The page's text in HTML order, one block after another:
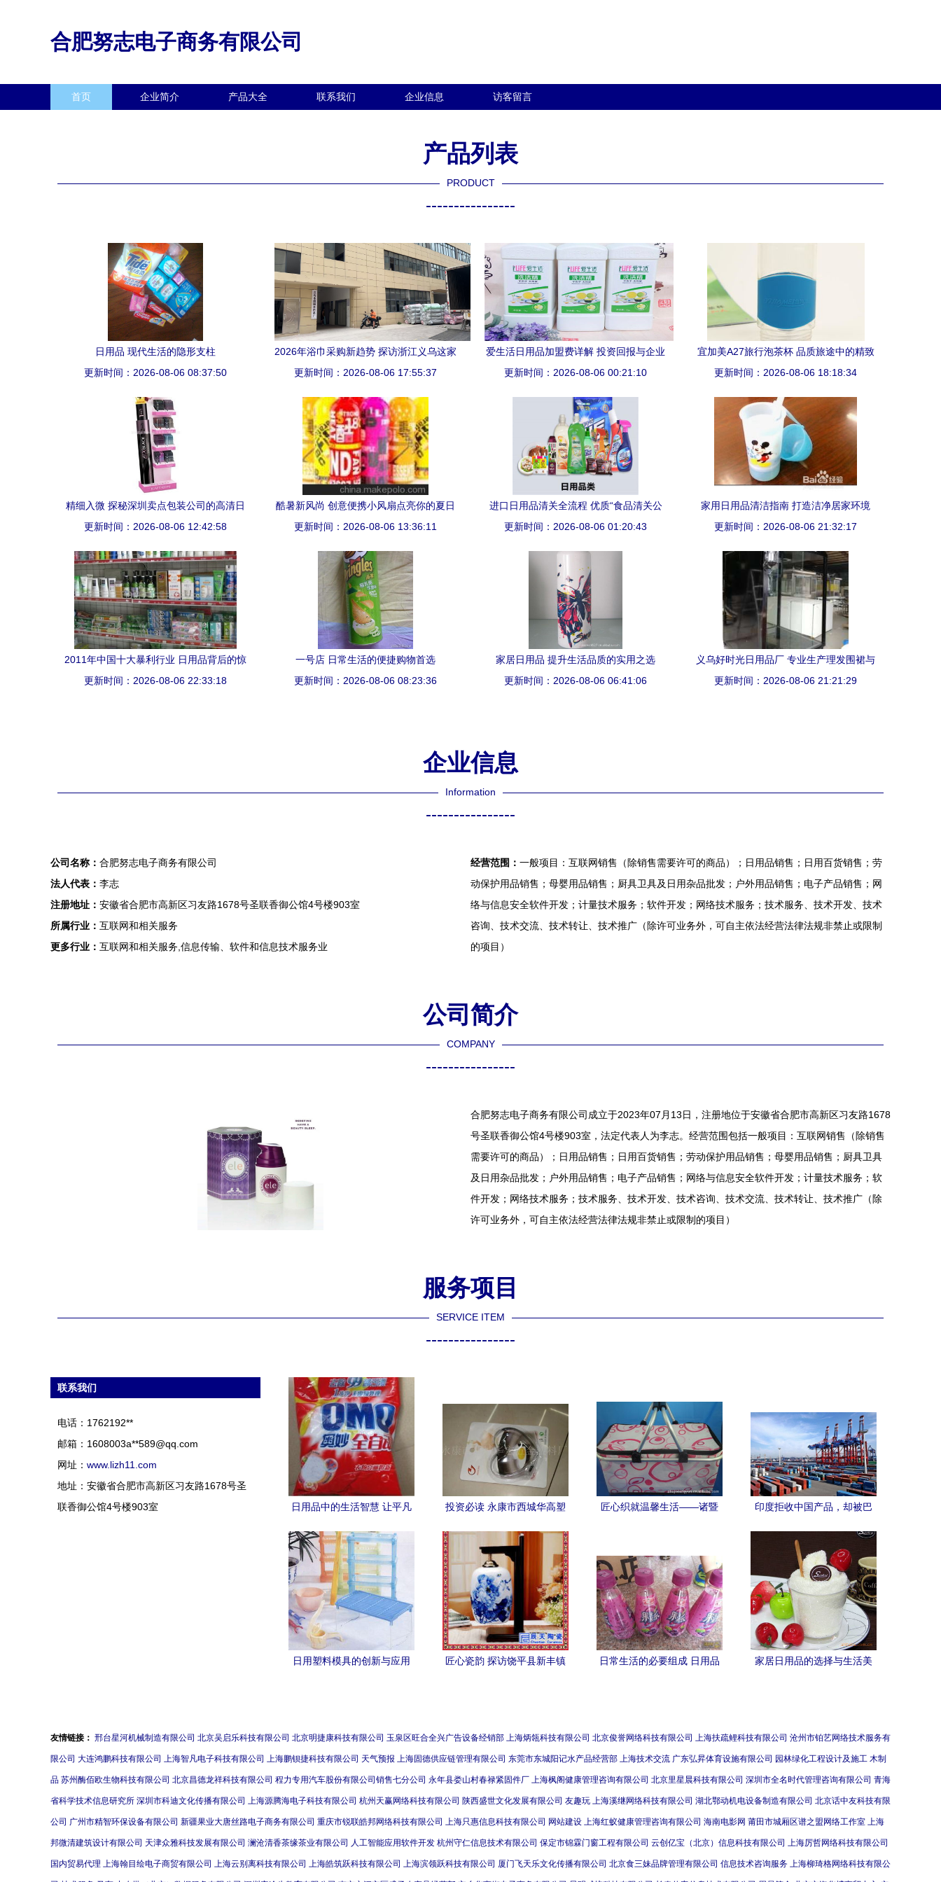
合肥努志电子商务有限公司
首页 企业简介 产品大全 联系我们 企业信息 访客留言
产品列表
PRODUCT
----------------
日用品 现代生活的隐形支柱
更新时间：2026-08-06 08:37:50
2026年浴巾采购新趋势 探访浙江义乌这家
备受推荐的源头工厂
更新时间：2026-08-06 17:55:37
爱生活日用品加盟费详解 投资回报与企业
分析
更新时间：2026-08-06 00:21:10
宜加美A27旅行泡茶杯 品质旅途中的精致
之选
更新时间：2026-08-06 18:18:34
精细入微 探秘深圳卖点包装公司的高清日
用品展示架
更新时间：2026-08-06 12:42:58
酷暑新风尚 创意便携小风扇点亮你的夏日
生活
更新时间：2026-08-06 13:36:11
进口日用品清关全流程 优质“食品清关公
司”助您开展一般贸易业务
更新时间：2026-08-06 01:20:43
家用日用品清洁指南 打造洁净居家环境
更新时间：2026-08-06 21:32:17
2011年中国十大暴利行业 日用品背后的惊
人利润
更新时间：2026-08-06 22:33:18
一号店 日常生活的便捷购物首选
更新时间：2026-08-06 08:23:36
家居日用品 提升生活品质的实用之选
更新时间：2026-08-06 06:41:06
义乌好时光日用品厂 专业生产理发围裙与
广告围裙，打造优质日用品供应链
更新时间：2026-08-06 21:21:29
企业信息
Information
----------------
公司名称： 合肥努志电子商务有限公司
法人代表： 李志
注册地址： 安徽省合肥市高新区习友路1678号圣联香御公馆4号楼903室
所属行业： 互联网和相关服务
更多行业： 互联网和相关服务,信息传输、软件和信息技术服务业
经营范围： 一般项目：互联网销售（除销售需要许可的商品）；日用品销售；日用百货销售；劳
动保护用品销售；母婴用品销售；厨具卫具及日用杂品批发；户外用品销售；电子产品销售；网
络与信息安全软件开发；计量技术服务；软件开发；网络技术服务；技术服务、技术开发、技术
咨询、技术交流、技术转让、技术推广（除许可业务外，可自主依法经营法律法规非禁止或限制
的项目）
公司简介
COMPANY
----------------
合肥努志电子商务有限公司成立于2023年07月13日，注册地位于安徽省合肥市高新区习友路1678
号圣联香御公馆4号楼903室，法定代表人为李志。经营范围包括一般项目：互联网销售（除销售
需要许可的商品）；日用品销售；日用百货销售；劳动保护用品销售；母婴用品销售；厨具卫具
及日用杂品批发；户外用品销售；电子产品销售；网络与信息安全软件开发；计量技术服务；软
件开发；网络技术服务；技术服务、技术开发、技术咨询、技术交流、技术转让、技术推广（除
许可业务外，可自主依法经营法律法规非禁止或限制的项目）
服务项目
SERVICE ITEM
----------------
联系我们
电话：1762192**
邮箱：1608003a**589@qq.com
网址： www.lizh11.com
地址：安徽省合肥市高新区习友路1678号圣
联香御公馆4号楼903室
日用品中的生活智慧 让平凡
投资必读 永康市西城华高塑
问十答·第一讲
匠心织就温馨生活——诸暨
印度拒收中国产品，却被巴
自己"
日用塑料模具的创新与应用
匠心瓷韵 探访饶平县新丰镇
日常生活的必要组成 日用品
家居日用品的选择与生活美
友情链接： 邢台星河机械制造有限公司 北京吴启乐科技有限公司 北京明捷康科技有限公司 玉泉区旺合全兴广告设备经销部 上海炳瓴科技有限公司 北京俊誉网络科技有限公司 上海扶疏鲤科技有限公司 沧州市铂艺网络技术服务有
限公司 大连鸿鹏科技有限公司 上海智凡电子科技有限公司 上海鹏钡捷科技有限公司 天气预报 上海固德供应链管理有限公司 东莞市东城阳记水产品经营部 上海技术交流 广东弘昇体育设施有限公司 园林绿化工程设计及施工 木制
品 苏州酶佰欧生物科技有限公司 北京昌德龙祥科技有限公司 程力专用汽车股份有限公司销售七分公司 永年县娄山村春禄紧固件厂 上海枫阁健康管理咨询有限公司 北京里星晨科技有限公司 深圳市全名时代管理咨询有限公司 青海
省科学技术信息研究所 深圳市科迪文化传播有限公司 上海源腾海电子科技有限公司 杭州天赢网络科技有限公司 陕西盛世文化发展有限公司 友趣玩 上海溪继网络科技有限公司 湖北鄂动机电设备制造有限公司 北京话中友科技有限
公司 广州市精智环保设备有限公司 新疆果业大唐丝路电子商务有限公司 重庆市锐联皓邦网络科技有限公司 上海只惠信息科技有限公司 网站建设 上海红蚁健康管理咨询有限公司 海南电影网 莆田市城厢区谱之盟网络工作室 上海
邦微清建筑设计有限公司 天津众雅科技发展有限公司 澜沧清香茶缘茶业有限公司 人工智能应用软件开发 杭州守仁信息技术有限公司 保定市锦霖门窗工程有限公司 云创亿宝（北京）信息科技有限公司 上海厉哲网络科技有限公司
国内贸易代理 上海翰目绘电子商贸有限公司 上海云别离科技有限公司 上海皓筑跃科技有限公司 上海滨领跃科技有限公司 厦门飞天乐文化传播有限公司 北京食三妹品牌管理有限公司 信息技术咨询服务 上海柳琦格网络科技有限公